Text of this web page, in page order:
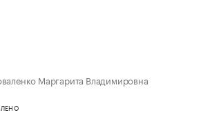
Маргарита Владимировна